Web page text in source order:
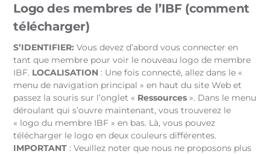
Logo des membres de l’IBF (comment
télécharger)
S’IDENTIFIER: Vous devez d’abord vous connecter en
tant que membre pour voir le nouveau logo de membre
IBF. LOCALISATION : Une fois connecté, allez dans le «
menu de navigation principal » en haut du site Web et
passez la souris sur l’onglet « Ressources ». Dans le menu
déroulant qui s’ouvre maintenant, vous trouverez le
« logo du membre IBF » en bas. Là, vous pouvez
télécharger le logo en deux couleurs différentes.
IMPORTANT : Veuillez noter que nous ne proposons plus